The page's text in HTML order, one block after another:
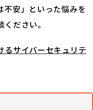
不安」といった悩みを
ださい。
るサイバーセキュリテ